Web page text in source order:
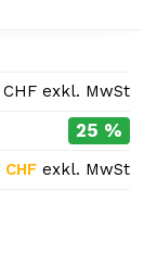
CHF exkl. MwSt
25 %
CHF exkl. MwSt